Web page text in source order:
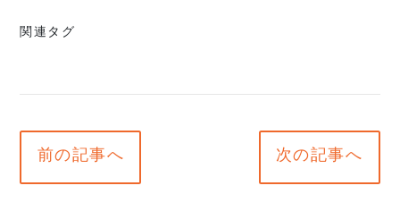
関連タグ
前の記事へ 次の記事へ